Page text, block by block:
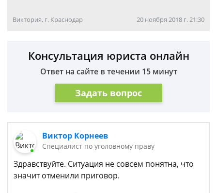
Виктория, г. Краснодар 20 ноября 2018 г. 21:30
Консультация юриста онлайн
Ответ на сайте в течении 15 минут
Задать вопрос
Виктор Корнеев
Cпециалист по уголовному праву
Здравствуйте. Ситуация не совсем понятна, что
значит отменили приговор.